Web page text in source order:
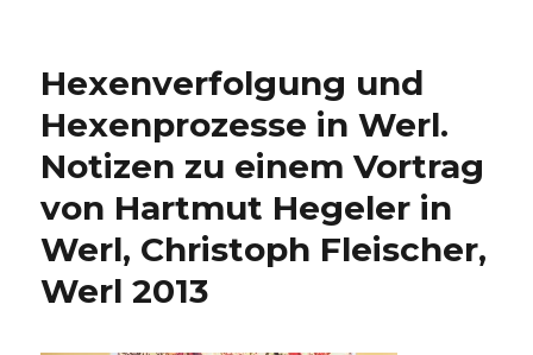
Hexenverfolgung und
Hexenprozesse in Werl.
Notizen zu einem Vortrag
von Hartmut Hegeler in
Werl, Christoph Fleischer,
Werl 2013